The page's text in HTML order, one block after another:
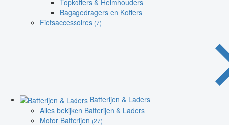
Topkoffers & Helmhouders
Bagagedragers en Koffers
Fietsaccessoires (7)
Batterijen & Laders
Alles bekijken Batterijen & Laders
Motor Batterijen (27)